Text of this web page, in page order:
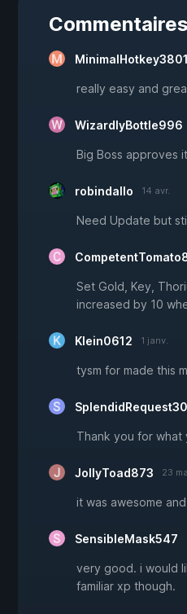
Commentaires
MinimalHotkey3801
really easy and
WizardlyBottle996
Big Boss approves
robindallo 14 avr.
Need Update but
Set Gold, Key,
increased by 10
Klein0612 1 janv.
tysm for made this
Thank you for what
JollyToad873 23
it was awesome
SensibleMask547
very good. i would
familiar xp though.